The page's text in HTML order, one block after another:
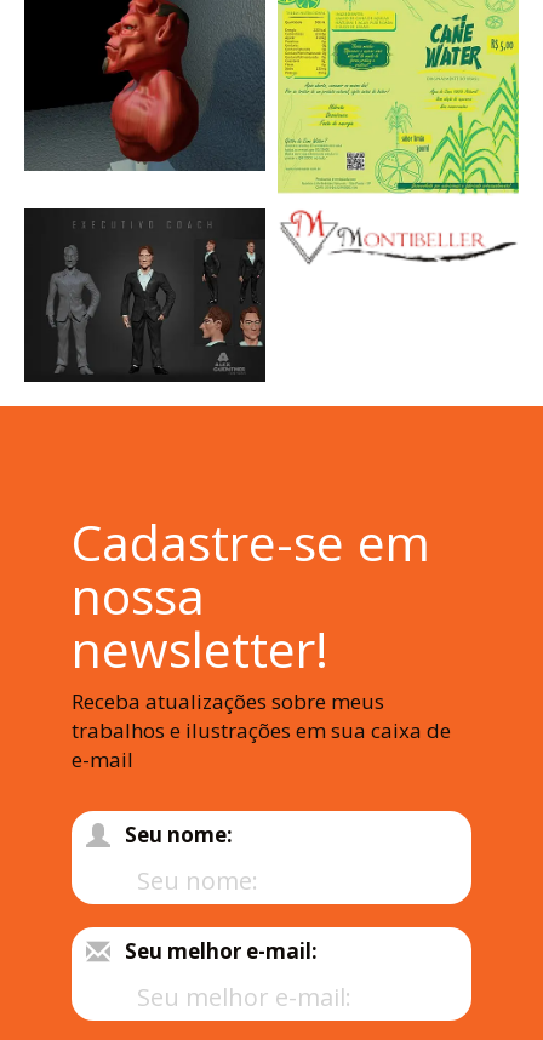
Cadastre-se em
nossa
newsletter!
Receba atualizações sobre meus
trabalhos e ilustrações em sua caixa de
e-mail
Seu nome:
Seu melhor e-mail: